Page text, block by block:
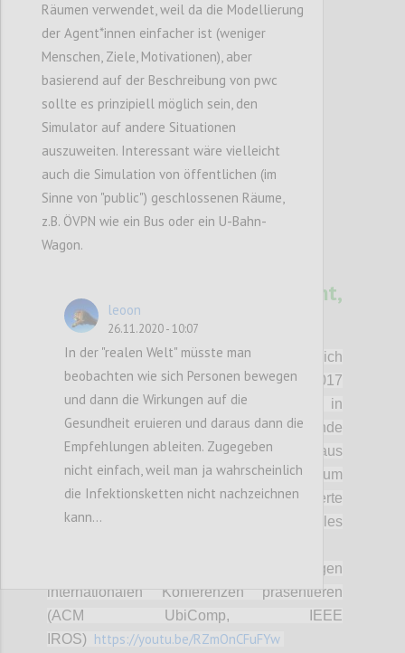
Aktivieren in der App erstellt werden.
Optical Distance Assistant,
made in Austria
Author: GSTUEBL Date: 11 DECEMBER 2020
Wir beschäftigen uns im Forschungsbereich
‚kognitive Assistenzsysteme‘ schon seit 2017
mit Technologien die es erlauben in
menschzentrierten Umgebungen Abstände
und andere metrische Informationen aus
gewöhnlichen 2D-Kameras zu ermitteln. Zum
Einsatz kommen hierbei AI-basierte
Algorithmen, natürlich ist alles
Wir konnten das bereits auf hochrangigen
internationalen Konferenzen präsentieren
(ACM UbiComp, IEEE
IROS) https://youtu.be/RZmOnCFuFYw
Räumen verwendet, weil da die Modellierung
der Agent*innen einfacher ist (weniger
Menschen, Ziele, Motivationen), aber
basierend auf der Beschreibung von pwc
sollte es prinzipiell möglich sein, den
Simulator auf andere Situationen
auszuweiten. Interessant wäre vielleicht
auch die Simulation von öffentlichen (im
Sinne von "public") geschlossenen Räume,
z.B. ÖVPN wie ein Bus oder ein U-Bahn-
Wagon.
leoon
26.11.2020 - 10:07
In der "realen Welt" müsste man
beobachten wie sich Personen bewegen
und dann die Wirkungen auf die
Gesundheit eruieren und daraus dann die
Empfehlungen ableiten. Zugegeben
nicht einfach, weil man ja wahrscheinlich
die Infektionsketten nicht nachzeichnen
kann...